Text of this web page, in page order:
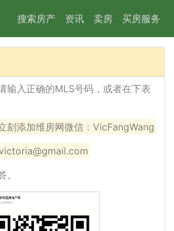
搜索房产 资讯 卖房 买房服务
输入正确的MLS号码，或者在下表
刻添加维房网微信：VicFangWang